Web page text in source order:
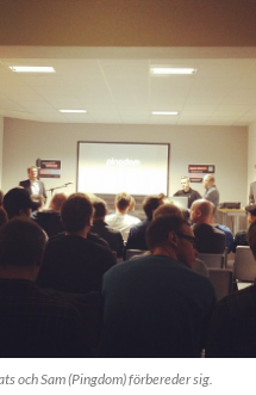
och Sam (Pingdom) förbereder sig.